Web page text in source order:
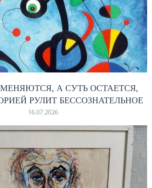
А СУТЬ ОСТАЕТСЯ,
РУЛИТ БЕССОЗНАТЕЛЬНОЕ
16.07.2026